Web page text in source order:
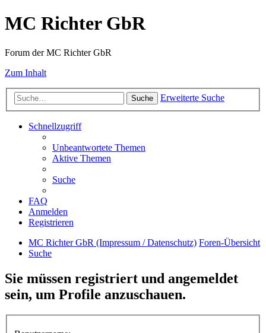
MC Richter GbR
Forum der MC Richter GbR
Zum Inhalt
Suche Erweiterte Suche
Schnellzugriff
Unbeantwortete Themen
Aktive Themen
Suche
FAQ
Anmelden
Registrieren
MC Richter GbR (Impressum / Datenschutz) Foren-Übersicht
Suche
Sie müssen registriert und angemeldet
sein, um Profile anzuschauen.